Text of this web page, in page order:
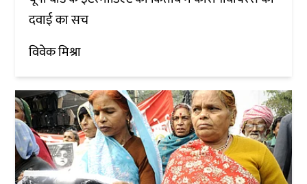
दवाई का सच
विवेक मिश्रा